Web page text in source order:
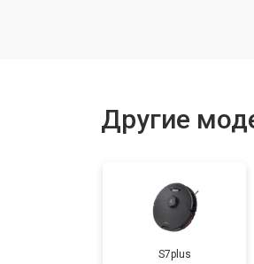
Другие
S7plus